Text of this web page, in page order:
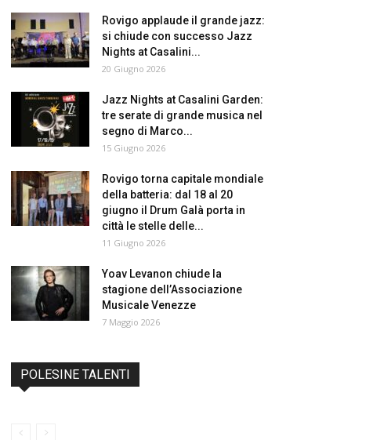
Rovigo applaude il grande jazz:
si chiude con successo Jazz
Nights at Casalini...
20 Giugno 2026
Jazz Nights at Casalini Garden:
tre serate di grande musica nel
segno di Marco...
15 Giugno 2026
Rovigo torna capitale mondiale
della batteria: dal 18 al 20
giugno il Drum Galà porta in
città le stelle delle...
11 Giugno 2026
Yoav Levanon chiude la
stagione dell’Associazione
Musicale Venezze
7 Maggio 2026
POLESINE TALENTI